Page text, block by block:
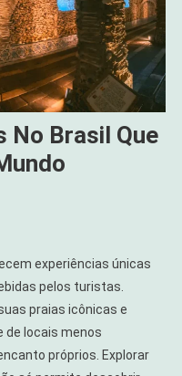
No Brasil Que
experiências únicas
pelos turistas.
praias icônicas e
de locais menos
próprios. Explorar